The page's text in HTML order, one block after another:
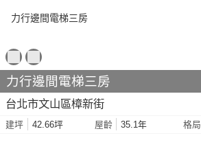
力行邊間電梯三房
台北市文山區樟新街
建坪 42.66坪 屋齡 35.1年 格局